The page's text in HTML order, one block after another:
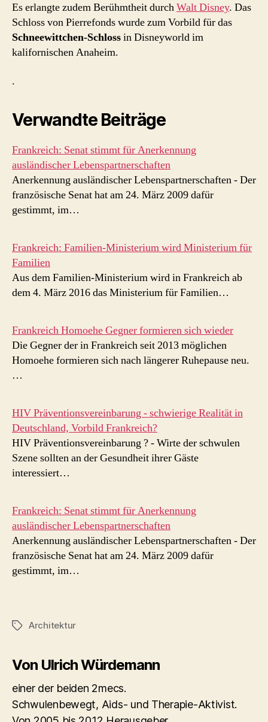
Es erlangte zudem Berühmtheit durchWalt Disney. Das
Schloss von Pierrefonds wurde zum Vorbild für das
Schneewittchen-Schlossin Disneyworld im
kalifornischen Anaheim.
.
Verwandte Beiträge
Frankreich: Senat stimmt für Anerkennung
ausländischer Lebenspartnerschaften
Anerkennung ausländischer Lebenspartnerschaften - Der
französische Senat hat am 24. März 2009 dafür
gestimmt, im…
Frankreich: Familien-Ministerium wird Ministerium für
Familien
Aus dem Familien-Ministerium wird in Frankreich ab
dem 4. März 2016 das Ministerium für Familien…
Frankreich Homoehe Gegner formieren sich wieder
Die Gegner der in Frankreich seit 2013 möglichen
Homoehe formieren sich nach längerer Ruhepause neu.
…
HIV Präventionsvereinbarung - schwierige Realität in
Deutschland, Vorbild Frankreich?
HIV Präventionsvereinbarung ? - Wirte der schwulen
Szene sollten an der Gesundheit ihrer Gäste
interessiert…
Frankreich: Senat stimmt für Anerkennung
ausländischer Lebenspartnerschaften
Anerkennung ausländischer Lebenspartnerschaften - Der
französische Senat hat am 24. März 2009 dafür
gestimmt, im…
Schlagwörter
Architektur
Von Ulrich Würdemann
einer der beiden 2mecs.
Schwulenbewegt, Aids- und Therapie-Aktivist.